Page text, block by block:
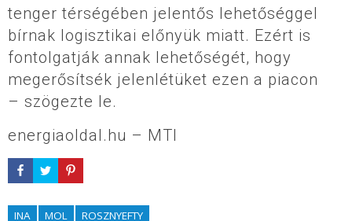
tenger térségében jelentős lehetőséggel
bírnak logisztikai előnyük miatt. Ezért is
fontolgatják annak lehetőségét, hogy
megerősítsék jelenlétüket ezen a piacon
– szögezte le.
energiaoldal.hu – MTI
INA MOL ROSZNYEFTY